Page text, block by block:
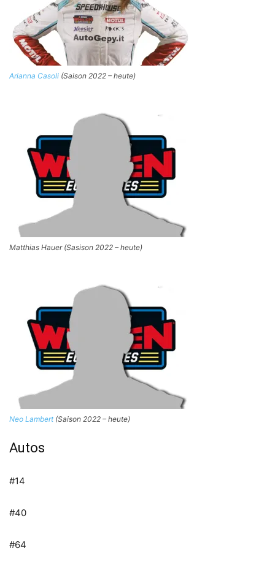
Arianna Casoli (Saison 2022 – heute)
Matthias Hauer (Sasison 2022 – heute)
Neo Lambert(Saison 2022 – heute)
Autos
#14
#40
#64